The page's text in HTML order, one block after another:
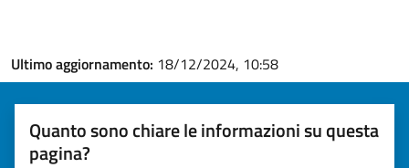
Ultimo aggiornamento: 18/12/2024, 10:58
Quanto sono chiare le informazioni su questa
pagina?